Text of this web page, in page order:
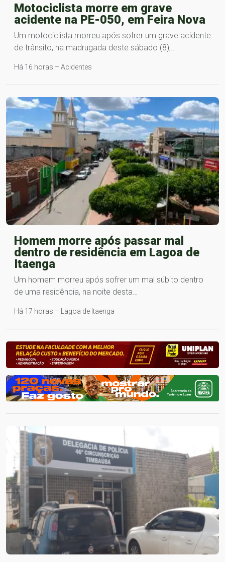
Motociclista morre em grave
acidente na PE-050, em Feira Nova
Um motociclista morreu após sofrer um grave acidente
de trânsito, na madrugada deste sábado (8),…
Há 16 horas – Acidentes
Homem morre após passar mal
dentro de residência em Lagoa de
Itaenga
Um homem morreu após sofrer um mal súbito dentro
de uma residência, na noite desta…
Há 17 horas – Lagoa de Itaenga